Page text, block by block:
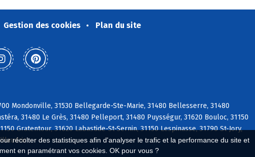
récolter des statistiques afin d'analyser le trafic et la performance du site et
en paramétrant vos cookies. OK pour vous ?
Gestion des cookies Plan du site
Mondonville, 31530 Bellegarde-Ste-Marie, 31480 Bellesserre, 31480
31480 Le Grès, 31480 Pelleport, 31480 Puysségur, 31620 Bouloc, 31150
Gratentour, 31620 Labastide-St-Sernin, 31150 Lespinasse, 31790 St-Jory,